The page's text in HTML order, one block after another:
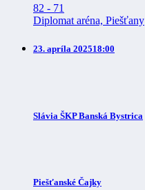
82 - 71
Diplomat aréna, Piešťany
23. apríla 202518:00
Slávia ŠKP Banská Bystrica
Piešťanské Čajky